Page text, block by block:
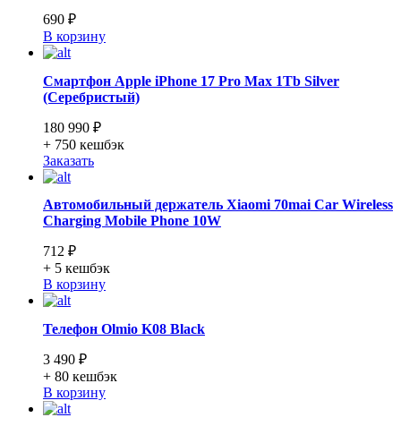
690 ₽
В корзину
Смартфон Apple iPhone 17 Pro Max 1Tb Silver
(Серебристый)
180 990 ₽
+ 750 кешбэк
Заказать
Автомобильный держатель Xiaomi 70mai Car Wireless
Charging Mobile Phone 10W
712 ₽
+ 5 кешбэк
В корзину
Телефон Olmio K08 Black
3 490 ₽
+ 80 кешбэк
В корзину